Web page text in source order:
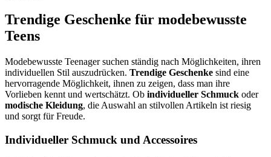
Trendige Geschenke für modebewusste
Teens
Modebewusste Teenager suchen ständig nach Möglichkeiten, ihren
individuellen Stil auszudrücken. Trendige Geschenke sind eine
hervorragende Möglichkeit, ihnen zu zeigen, dass man ihre
Vorlieben kennt und wertschätzt. Ob individueller Schmuck oder
modische Kleidung, die Auswahl an stilvollen Artikeln ist riesig
und sorgt für Freude.
Individueller Schmuck und Accessoires